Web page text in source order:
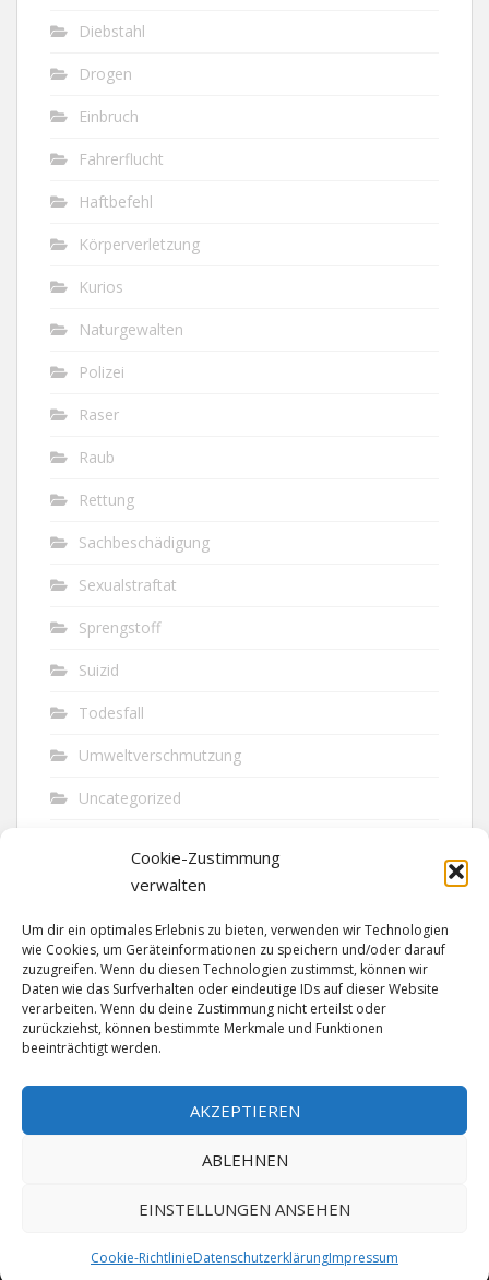
Cookie-Zustimmung
verwalten
Um dir ein optimales Erlebnis zu bieten, verwenden wir Technologien
wie Cookies, um Geräteinformationen zu speichern und/oder darauf
zuzugreifen. Wenn du diesen Technologien zustimmst, können wir
Daten wie das Surfverhalten oder eindeutige IDs auf dieser Website
verarbeiten. Wenn du deine Zustimmung nicht erteilst oder
zurückziehst, können bestimmte Merkmale und Funktionen
beeinträchtigt werden.
AKZEPTIEREN
ABLEHNEN
EINSTELLUNGEN ANSEHEN
Cookie-RichtlinieDatenschutzerklärungImpressum
Diebstahl
Drogen
Einbruch
Fahrerflucht
Haftbefehl
Körperverletzung
Kurios
Naturgewalten
Polizei
Raser
Raub
Rettung
Sachbeschädigung
Sexualstraftat
Sprengstoff
Suizid
Todesfall
Umweltverschmutzung
Uncategorized
Vandalismus
Verkehr
Verkehrsunfall
Vermisst
Waffen
MADE SINCE 1999 WITH ♥ BYABELNET| POWERED BYNADV